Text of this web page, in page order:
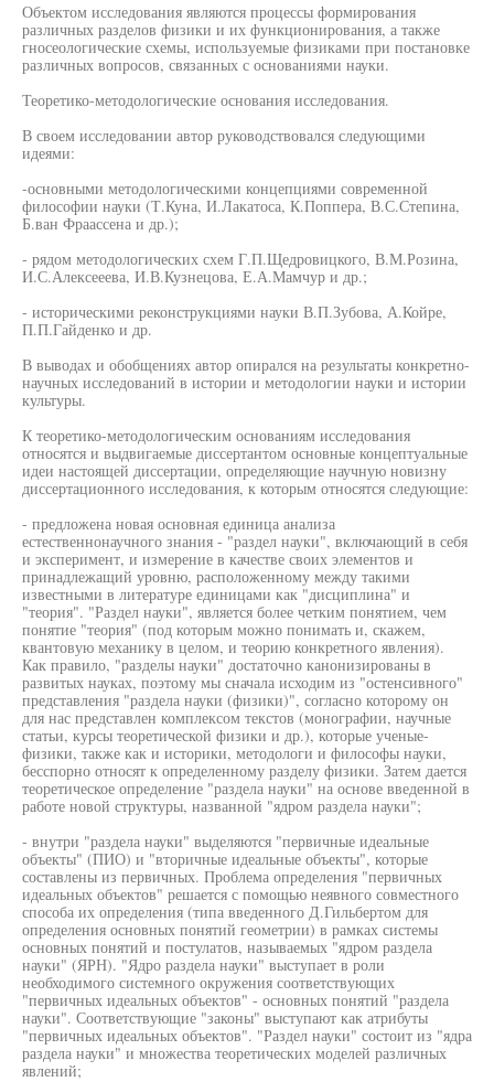
Объектом исследования являются процессы формирования
различных разделов физики и их функционирования, а также
гносеологические схемы, используемые физиками при постановке
различных вопросов, связанных с основаниями науки.
Теоретико-методологические основания исследования.
В своем исследовании автор руководствовался следующими
идеями:
-основными методологическими концепциями современной
философии науки (Т.Куна, И.Лакатоса, К.Поппера, В.С.Степина,
Б.ван Фраассена и др.);
- рядом методологических схем Г.П.Щедровицкого, В.М.Розина,
И.С.Алексееева, И.В.Кузнецова, Е.А.Мамчур и др.;
- историческими реконструкциями науки В.П.Зубова, А.Койре,
П.П.Гайденко и др.
В выводах и обобщениях автор опирался на результаты конкретно-
научных исследований в истории и методологии науки и истории
культуры.
К теоретико-методологическим основаниям исследования
относятся и выдвигаемые диссертантом основные концептуальные
идеи настоящей диссертации, определяющие научную новизну
диссертационного исследования, к которым относятся следующие:
- предложена новая основная единица анализа
естественнонаучного знания - "раздел науки", включающий в себя
и эксперимент, и измерение в качестве своих элементов и
принадлежащий уровню, расположенному между такими
известными в литературе единицами как "дисциплина" и
"теория". "Раздел науки", является более четким понятием, чем
понятие "теория" (под которым можно понимать и, скажем,
квантовую механику в целом, и теорию конкретного явления).
Как правило, "разделы науки" достаточно канонизированы в
развитых науках, поэтому мы сначала исходим из "остенсивного"
представления "раздела науки (физики)", согласно которому он
для нас представлен комплексом текстов (монографии, научные
статьи, курсы теоретической физики и др.), которые ученые-
физики, также как и историки, методологи и философы науки,
бесспорно относят к определенному разделу физики. Затем дается
теоретическое определение "раздела науки" на основе введенной в
работе новой структуры, названной "ядром раздела науки";
- внутри "раздела науки" выделяются "первичные идеальные
объекты" (ПИО) и "вторичные идеальные объекты", которые
составлены из первичных. Проблема определения "первичных
идеальных объектов" решается с помощью неявного совместного
способа их определения (типа введенного Д.Гильбертом для
определения основных понятий геометрии) в рамках системы
основных понятий и постулатов, называемых "ядром раздела
науки" (ЯРН). "Ядро раздела науки" выступает в роли
необходимого системного окружения соответствующих
"первичных идеальных объектов" - основных понятий "раздела
науки". Соответствующие "законы" выступают как атрибуты
"первичных идеальных объектов". "Раздел науки" состоит из "ядра
раздела науки" и множества теоретических моделей различных
явлений;